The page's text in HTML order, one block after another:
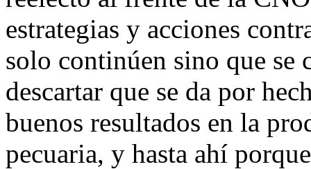
estrategias y acciones
solo continúen sino que se
descartar que se da por
buenos resultados en la
pecuaria, y hasta ahí